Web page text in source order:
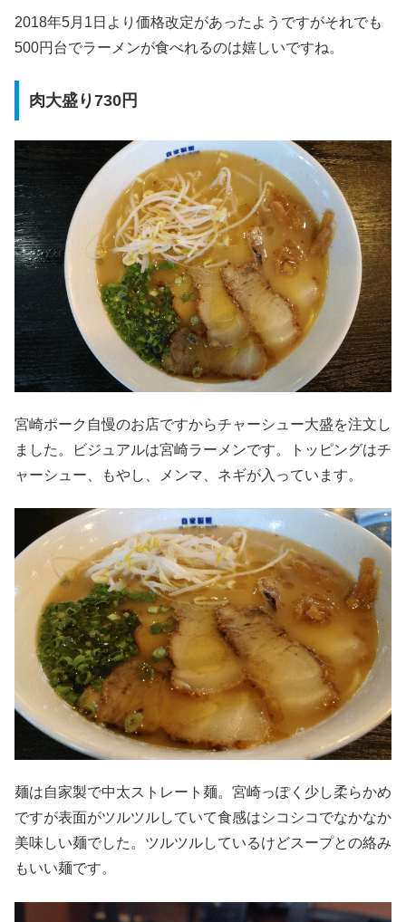
2018年5月1日より価格改定があったようですがそれでも
500円台でラーメンが食べれるのは嬉しいですね。
肉大盛り730円
宮崎ポーク自慢のお店ですからチャーシュー大盛を注文し
ました。ビジュアルは宮崎ラーメンです。トッピングはチ
ャーシュー、もやし、メンマ、ネギが入っています。
麺は自家製で中太ストレート麺。宮崎っぽく少し柔らかめ
ですが表面がツルツルしていて食感はシコシコでなかなか
美味しい麺でした。ツルツルしているけどスープとの絡み
もいい麺です。